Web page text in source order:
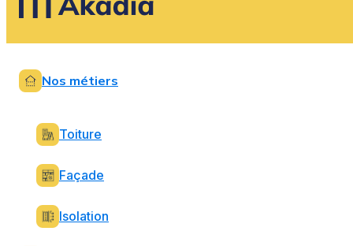
Nos métiers
Toiture
Façade
Isolation